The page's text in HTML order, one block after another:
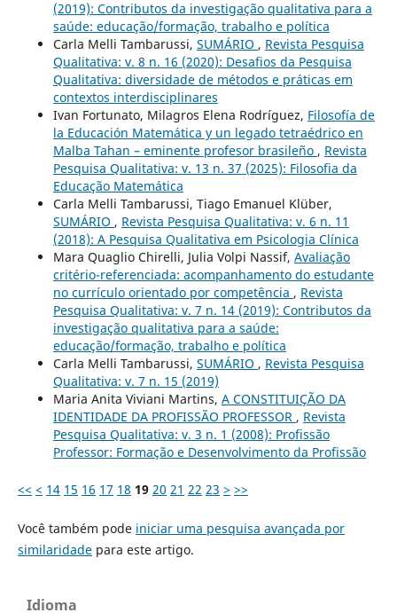
(2019): Contributos da investigação qualitativa para a
saúde: educação/formação, trabalho e política
Carla Melli Tambarussi, SUMÁRIO , Revista Pesquisa
Qualitativa: v. 8 n. 16 (2020): Desafios da Pesquisa
Qualitativa: diversidade de métodos e práticas em
contextos interdisciplinares
Ivan Fortunato, Milagros Elena Rodríguez, Filosofía de
la Educación Matemática y un legado tetraédrico en
Malba Tahan – eminente profesor brasileño , Revista
Pesquisa Qualitativa: v. 13 n. 37 (2025): Filosofia da
Educação Matemática
Carla Melli Tambarussi, Tiago Emanuel Klüber,
SUMÁRIO , Revista Pesquisa Qualitativa: v. 6 n. 11
(2018): A Pesquisa Qualitativa em Psicologia Clí­nica
Mara Quaglio Chirelli, Julia Volpi Nassif, Avaliação
critério-referenciada: acompanhamento do estudante
no currículo orientado por competência , Revista
Pesquisa Qualitativa: v. 7 n. 14 (2019): Contributos da
investigação qualitativa para a saúde:
educação/formação, trabalho e política
Carla Melli Tambarussi, SUMÁRIO , Revista Pesquisa
Qualitativa: v. 7 n. 15 (2019)
Maria Anita Viviani Martins, A CONSTITUIÇÃO DA
IDENTIDADE DA PROFISSÃO PROFESSOR , Revista
Pesquisa Qualitativa: v. 3 n. 1 (2008): Profissão
Professor: Formação e Desenvolvimento da Profissão
<< < 14 15 16 17 18 19 20 21 22 23 > >>
Você também pode iniciar uma pesquisa avançada por
similaridadepara este artigo.
Idioma